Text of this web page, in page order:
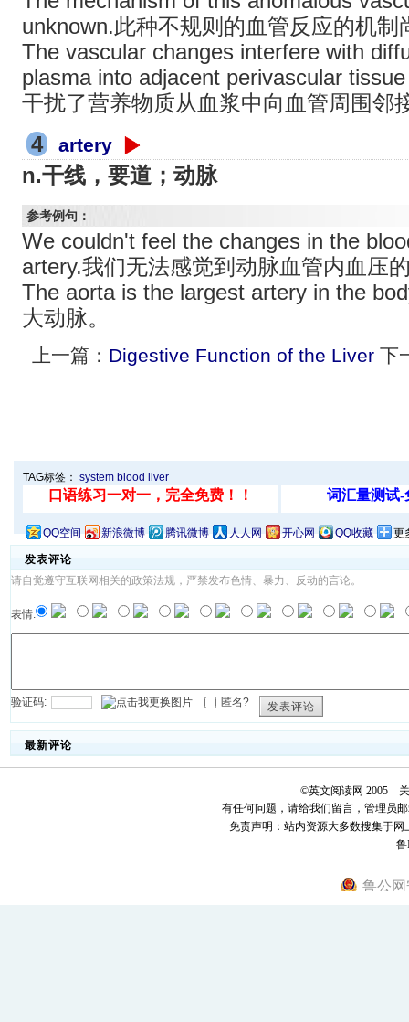
unknown.此种不规则的血管反应的机制
The vascular changes interfere with
plasma into adjacent perivascular
干扰了营养物质从血浆中向血管周围邻
4
artery
n.干线，要道；动脉
参考例句：
We couldn't feel the changes in the
artery.我们无法感觉到动脉血管内血压
The aorta is the largest artery in the
大动脉。
上一篇： Digestive Function of the Liver下
TAG标签： system blood liver
QQ空间 新浪微博 腾讯微博 人人网 开心网 QQ收藏 更
发表评论
请自觉遵守互联网相关的政策法规，严禁发布色情、暴力、反动的言论。
表情:
验证码: 匿名? 发表评论
最新评论